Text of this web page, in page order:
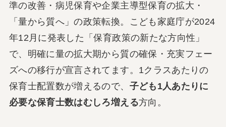
準の改善・病児保育や企業主導型保育の拡大・
「量から質へ」の政策転換。こども家庭庁が2024
年12月に発表した「保育政策の新たな方向性」
で、明確に量の拡大期から質の確保・充実フェー
ズへの移行が宣言されてます。1クラスあたりの
保育士配置数が増えるので、 子ども1人あたりに
必要な保育士数はむしろ増える方向。